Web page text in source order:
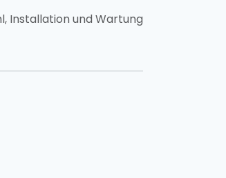
Installation und Wartung